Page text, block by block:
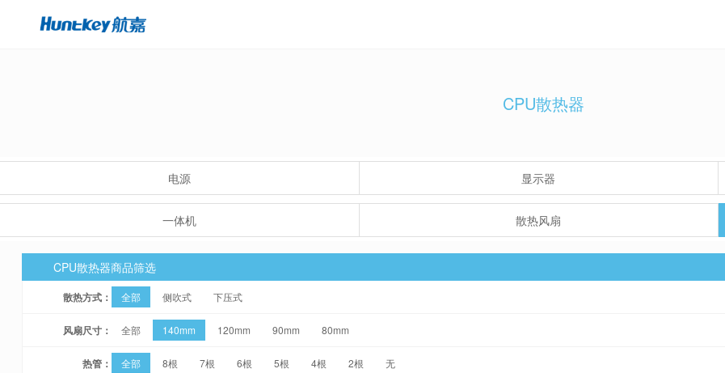
CPU散热器
电源 显示器
一体机 散热风扇
CPU散热器商品筛选
散热方式： 全部 侧吹式 下压式
风扇尺寸： 全部 140mm 120mm 90mm 80mm
热管： 全部 8根 7根 6根 5根 4根 2根 无